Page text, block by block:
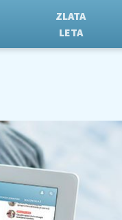
ZLATA
LETA